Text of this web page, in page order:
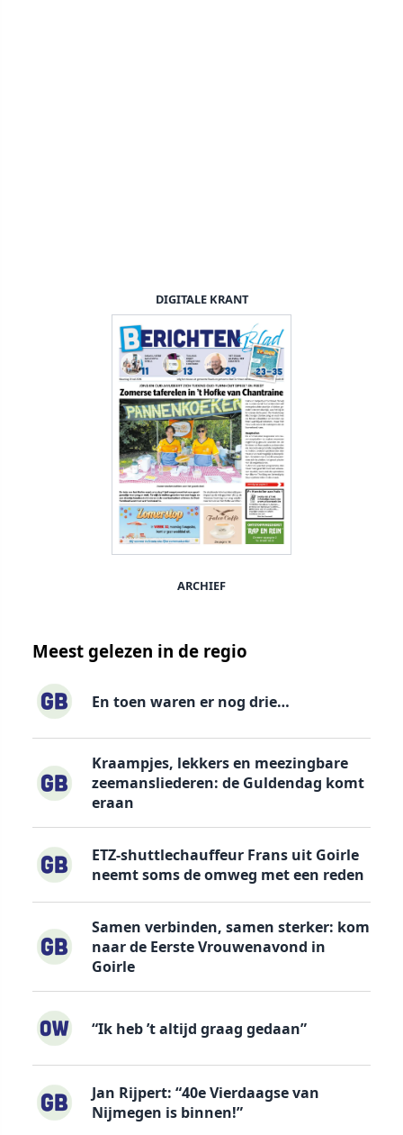
DIGITALE KRANT
ARCHIEF
Meest gelezen in de regio
En toen waren er nog drie…
Kraampjes, lekkers en meezingbare
zeemansliederen: de Guldendag komt
eraan
ETZ-shuttlechauffeur Frans uit Goirle
neemt soms de omweg met een reden
Samen verbinden, samen sterker: kom
naar de Eerste Vrouwenavond in
Goirle
“Ik heb ’t altijd graag gedaan”
Jan Rijpert: “40e Vierdaagse van
Nijmegen is binnen!”